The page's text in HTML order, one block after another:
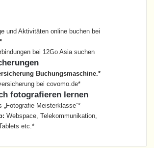
und Aktivitäten online buchen bei
bei 12Go Asia suchen
Buchungsmaschine.*
bei covomo.de*
fotografieren lernen
„Fotografie Meisterklasse“*
Webspace, Telekommunikation,
etc.*